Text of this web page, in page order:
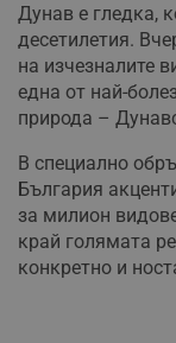
Дунав е гледка,
десетилетия.
на изчезналите
една от най-
природа –
В специално
България
за милион
край голямата
конкретно и